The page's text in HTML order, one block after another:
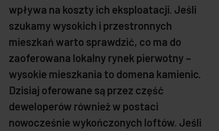
wpływa na koszty ich eksploatacji. Jeśli
szukamy wysokich i przestronnych
mieszkań warto sprawdzić, co ma do
zaoferowana lokalny rynek pierwotny –
wysokie mieszkania to domena kamienic.
Dzisiaj oferowane są przez część
deweloperów również w postaci
nowocześnie wykończonych loftów. Jeśli